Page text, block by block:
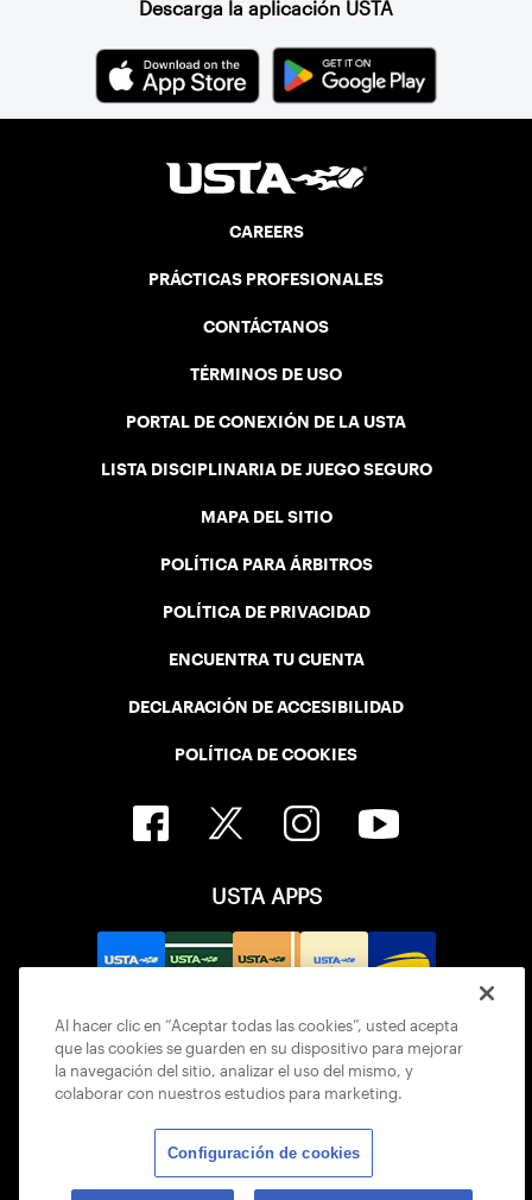
Descarga la aplicación USTA
CAREERS
PRÁCTICAS PROFESIONALES
CONTÁCTANOS
TÉRMINOS DE USO
PORTAL DE CONEXIÓN DE LA USTA
LISTA DISCIPLINARIA DE JUEGO SEGURO
MAPA DEL SITIO
POLÍTICA PARA ÁRBITROS
POLÍTICA DE PRIVACIDAD
ENCUENTRA TU CUENTA
DECLARACIÓN DE ACCESIBILIDAD
POLÍTICA DE COOKIES
USTA APPS
© 2026 USTA ALL RIGHTS RESERVED
Al hacer clic en “Aceptar todas las cookies”, usted acepta
que las cookies se guarden en su dispositivo para mejorar
la navegación del sitio, analizar el uso del mismo, y
colaborar con nuestros estudios para marketing.
Configuración de cookies